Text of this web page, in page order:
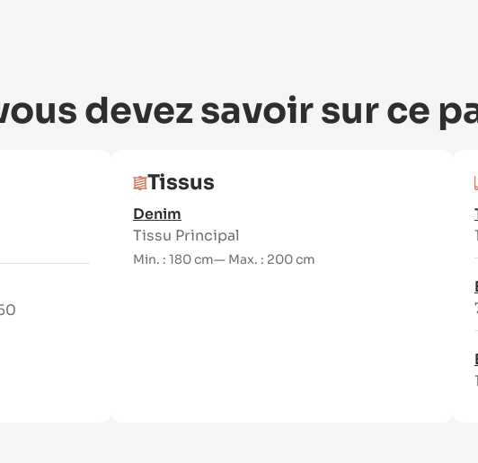
devez savoir sur ce
Tissus
Denim
Tissu Principal
Min. : 180 cm— Max. : 200 cm